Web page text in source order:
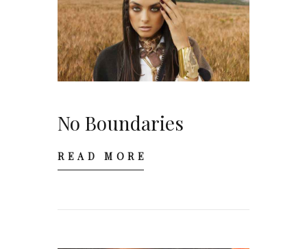
No Boundaries
READ MORE